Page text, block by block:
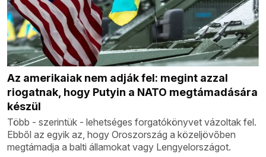
Az amerikaiak nem adják fel: megint azzal
riogatnak, hogy Putyin a NATO megtámadására
készül
Több - szerintük - lehetséges forgatókönyvet vázoltak fel.
Ebből az egyik az, hogy Oroszország a közeljövőben
megtámadja a balti államokat vagy Lengyelországot.